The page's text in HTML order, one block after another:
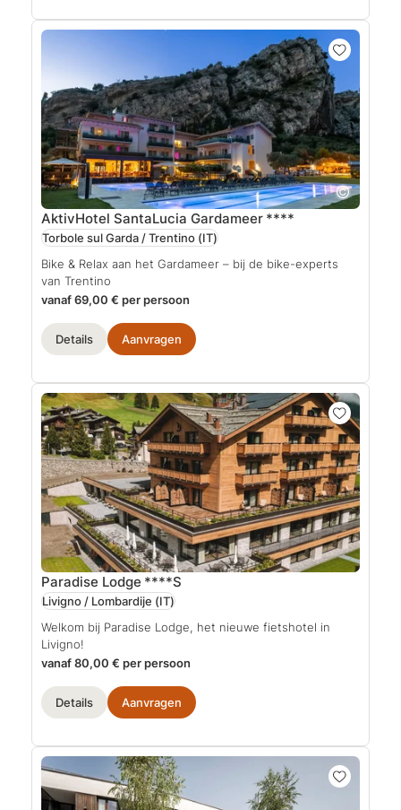
AktivHotel SantaLucia Gardameer ****
Torbole sul Garda / Trentino (IT)
Bike & Relax aan het Gardameer – bij de bike-experts
van Trentino
vanaf 69,00 € per persoon
Details Aanvragen
Paradise Lodge ****S
Livigno / Lombardije (IT)
Welkom bij Paradise Lodge, het nieuwe fietshotel in
Livigno!
vanaf 80,00 € per persoon
Details Aanvragen